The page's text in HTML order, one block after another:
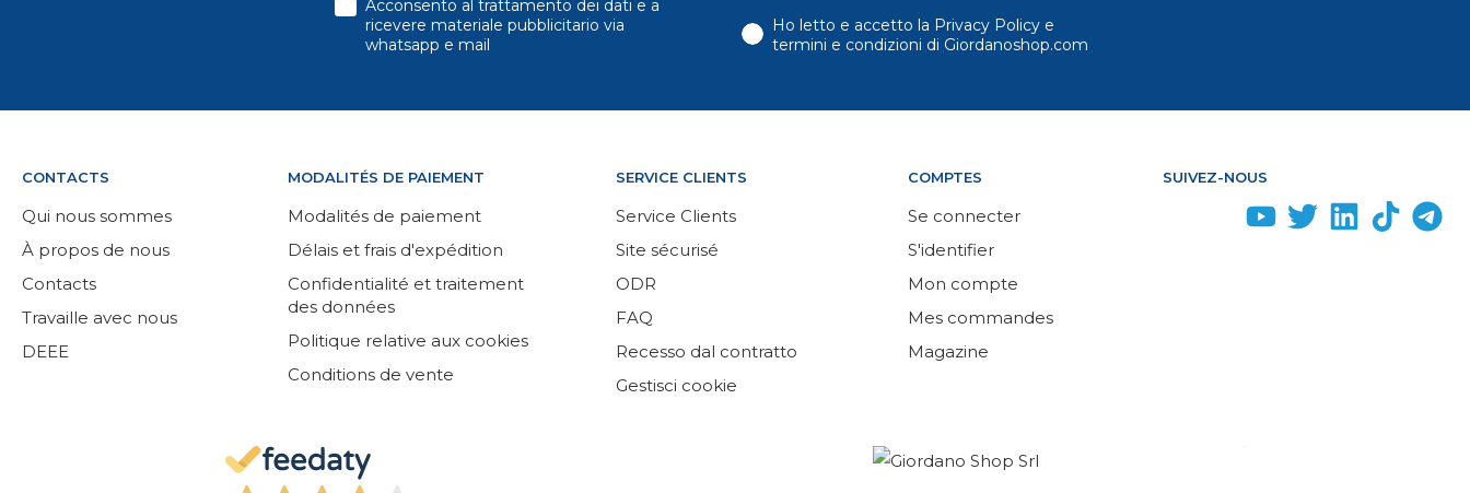
Acconsento al trattamento dei dati e a
ricevere materiale pubblicitario via
whatsapp e mail
Ho letto e accetto la Privacy Policy e
termini e condizioni di Giordanoshop.com
CONTACTS
Qui nous sommes
À propos de nous
Contacts
Travaille avec nous
DEEE
MODALITÉS DE PAIEMENT
Modalités de paiement
Délais et frais d'expédition
Confidentialité et traitement
des données
Politique relative aux cookies
Conditions de vente
SERVICE CLIENTS
Service Clients
Site sécurisé
ODR
FAQ
Recesso dal contratto
Gestisci cookie
COMPTES
Se connecter
S'identifier
Mon compte
Mes commandes
Magazine
SUIVEZ-NOUS